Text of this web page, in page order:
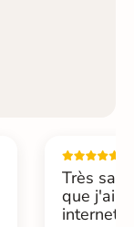
Très
que j'ai
internet....